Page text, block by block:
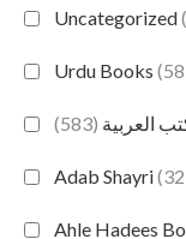
Uncategorized
العربية (583)